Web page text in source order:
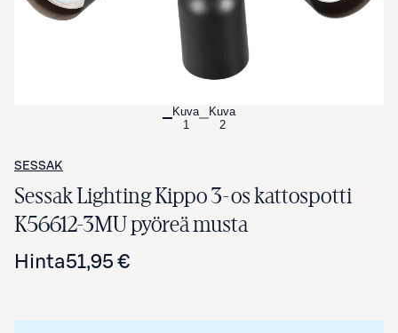
Kuva
1
Kuva
2
SESSAK
Sessak Lighting Kippo 3-os kattospotti
K56612-3MU pyöreä musta
Hinta51,95 €